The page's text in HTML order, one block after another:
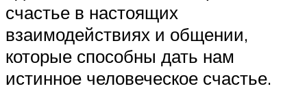
счастье в настоящих
взаимодействиях и общении,
которые способны дать нам
истинное человеческое счастье.